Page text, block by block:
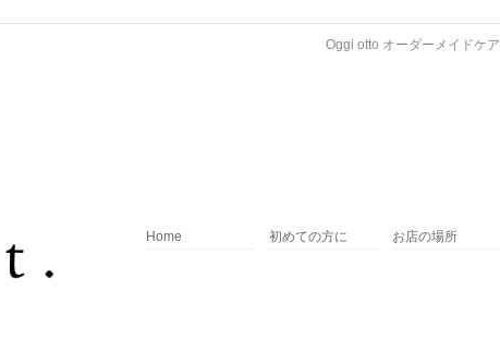
Oggi otto オーダーメイドケア
Home 初めての方に お店の場所